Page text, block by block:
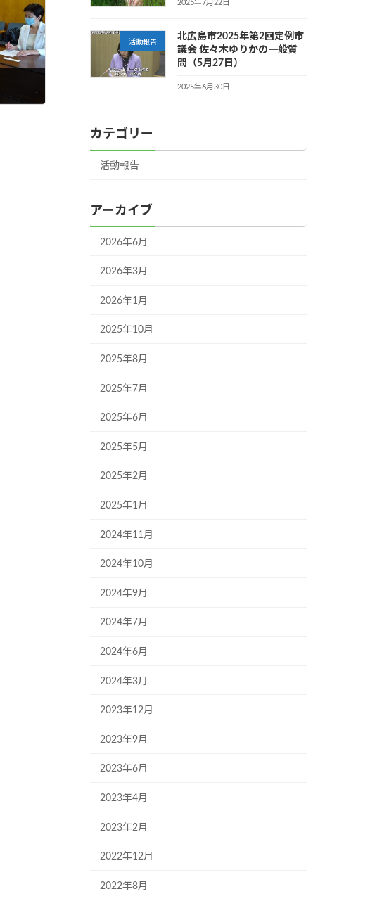
2025年7月22日
活動報告
北広島市2025年第2回定例市
議会 佐々木ゆりかの一般質
問（5月27日）
2025年6月30日
カテゴリー
活動報告
アーカイブ
2026年6月
2026年3月
2026年1月
2025年10月
2025年8月
2025年7月
2025年6月
2025年5月
2025年2月
2025年1月
2024年11月
2024年10月
2024年9月
2024年7月
2024年6月
2024年3月
2023年12月
2023年9月
2023年6月
2023年4月
2023年2月
2022年12月
2022年8月